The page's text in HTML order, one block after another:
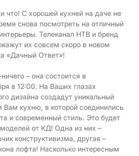
что! С хорошей кухней на даче не
снова посмотреть на отличный
Телеканал НТВ и бренд
их совсем скоро в новом
«Дачный Ответ»!
– она состоится в
в 12:00. На Ваших глазах
дизайна создадут уникальный
кухню, в которой соединились
и современный стиль. Это будет
от КД! Одна из них –
конструктивизма, другая –
лофта! Насколько интересным